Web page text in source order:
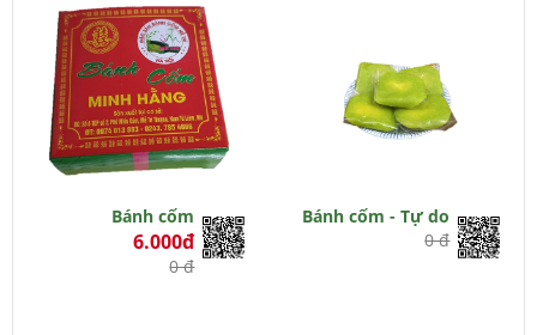
Bánh cốm
6.000đ
0 đ
Bánh cốm - Tự do
0 đ